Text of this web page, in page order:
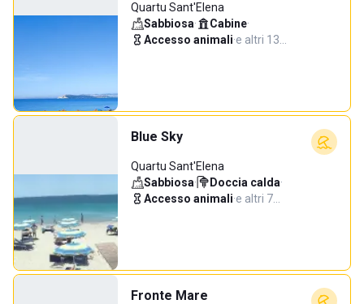
Quartu Sant'Elena
Sabbiosa· Cabine·
Accesso animali·e altri 13…
Blue Sky
Quartu Sant'Elena
Sabbiosa· Doccia calda·
Accesso animali·e altri 7…
Fronte Mare